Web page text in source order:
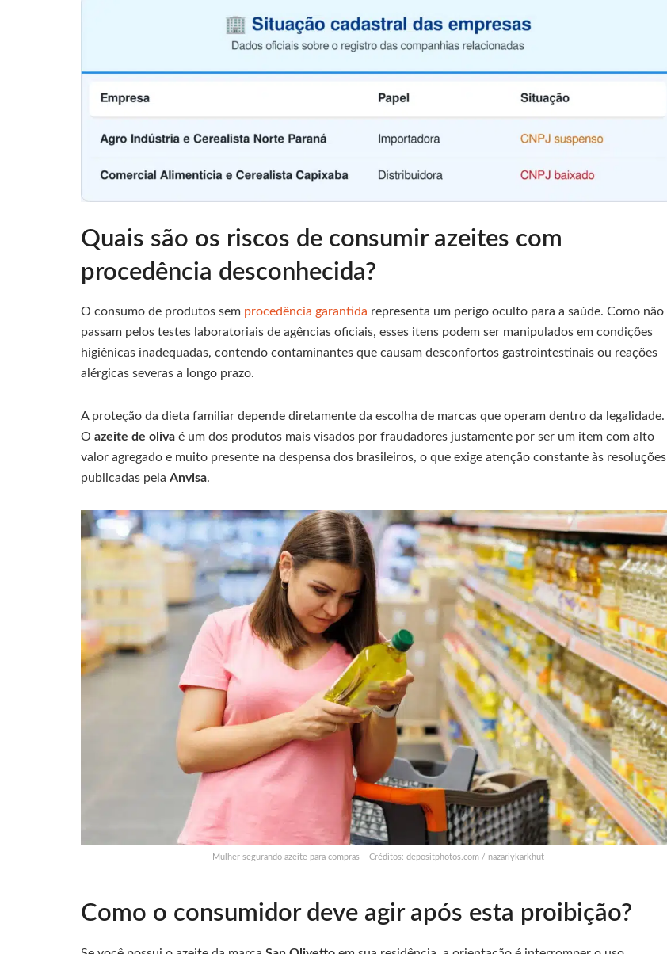
Quais são os riscos de consumir azeites com
procedência desconhecida?
O consumo de produtos sem procedência garantida representa um perigo oculto para a saúde. Como não
passam pelos testes laboratoriais de agências oficiais, esses itens podem ser manipulados em condições
higiênicas inadequadas, contendo contaminantes que causam desconfortos gastrointestinais ou reações
alérgicas severas a longo prazo.
A proteção da dieta familiar depende diretamente da escolha de marcas que operam dentro da legalidade.
O azeite de oliva é um dos produtos mais visados por fraudadores justamente por ser um item com alto
valor agregado e muito presente na despensa dos brasileiros, o que exige atenção constante às resoluções
publicadas pela Anvisa.
Mulher segurando azeite para compras – Créditos: depositphotos.com / nazariykarkhut
Como o consumidor deve agir após esta proibição?